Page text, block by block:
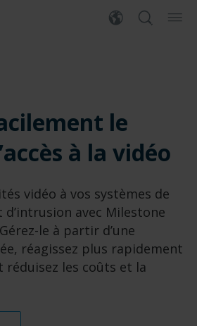
le
à la vidéo
vidéo à vos systèmes de
d’intrusion avec Milestone
le à partir d’une
réagissez plus rapidement
réduisez les coûts et la